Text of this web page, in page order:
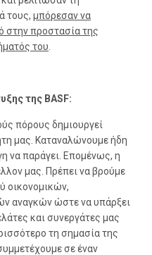
τους, μπόρεσαν να
στην προστασία της
του
της BASF:
πόρους δημιουργεί
μας. Καταναλώνουμε ήδη
να παράγει. Επομένως, η
μας. Πρέπει να βρούμε
οικονομικών,
αναγκών ώστε να υπάρξει
και συνεργάτες μας
τη σημασία της
σε έναν